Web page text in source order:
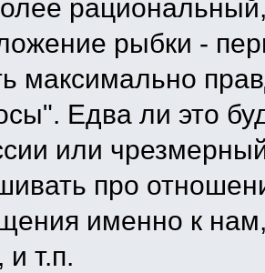
рыбки -
максимально
Едва ли это
или
про
именно к
и т.п.